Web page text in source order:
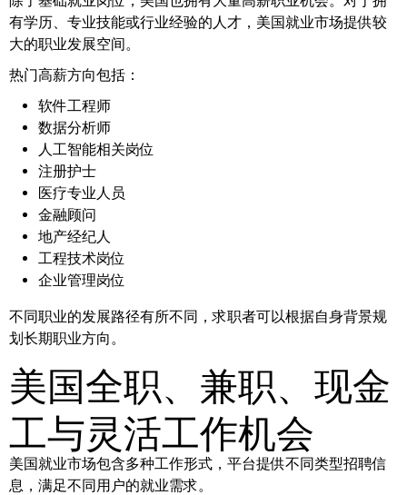
有学历、专业技能或行业经验的人才，美国就业市场提供较
大的职业发展空间。
热门高薪方向包括：
软件工程师
数据分析师
人工智能相关岗位
注册护士
医疗专业人员
金融顾问
地产经纪人
工程技术岗位
企业管理岗位
不同职业的发展路径有所不同，求职者可以根据自身背景规
划长期职业方向。
美国全职、兼职、现金
工与灵活工作机会
美国就业市场包含多种工作形式，平台提供不同类型招聘信
息，满足不同用户的就业需求。